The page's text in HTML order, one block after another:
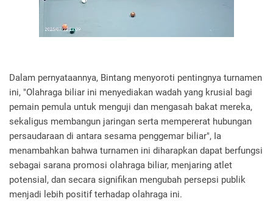
Dalam pernyataannya, Bintang menyoroti pentingnya turnamen
ini, "Olahraga biliar ini menyediakan wadah yang krusial bagi
pemain pemula untuk menguji dan mengasah bakat mereka,
sekaligus membangun jaringan serta mempererat hubungan
persaudaraan di antara sesama penggemar biliar", Ia
menambahkan bahwa turnamen ini diharapkan dapat berfungsi
sebagai sarana promosi olahraga biliar, menjaring atlet
potensial, dan secara signifikan mengubah persepsi publik
menjadi lebih positif terhadap olahraga ini.